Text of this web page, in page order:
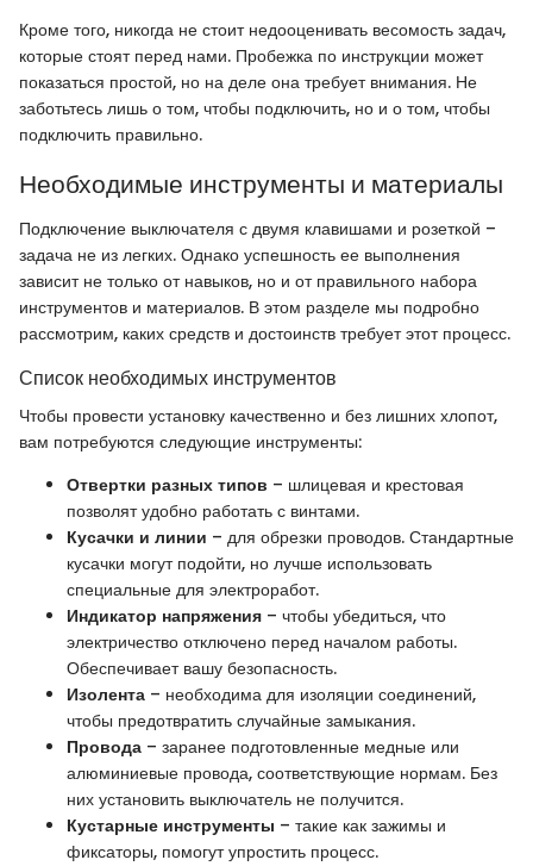
Кроме того, никогда не стоит недооценивать весомость задач,
которые стоят перед нами. Пробежка по инструкции может
показаться простой, но на деле она требует внимания. Не
заботьтесь лишь о том, чтобы подключить, но и о том, чтобы
подключить правильно.
Необходимые инструменты и материалы
Подключение выключателя с двумя клавишами и розеткой –
задача не из легких. Однако успешность ее выполнения
зависит не только от навыков, но и от правильного набора
инструментов и материалов. В этом разделе мы подробно
рассмотрим, каких средств и достоинств требует этот процесс.
Список необходимых инструментов
Чтобы провести установку качественно и без лишних хлопот,
вам потребуются следующие инструменты:
Отвертки разных типов – шлицевая и крестовая
позволят удобно работать с винтами.
Кусачки и линии – для обрезки проводов. Стандартные
кусачки могут подойти, но лучше использовать
специальные для электроработ.
Индикатор напряжения – чтобы убедиться, что
электричество отключено перед началом работы.
Обеспечивает вашу безопасность.
Изолента – необходима для изоляции соединений,
чтобы предотвратить случайные замыкания.
Провода – заранее подготовленные медные или
алюминиевые провода, соответствующие нормам. Без
них установить выключатель не получится.
Кустарные инструменты – такие как зажимы и
фиксаторы, помогут упростить процесс.